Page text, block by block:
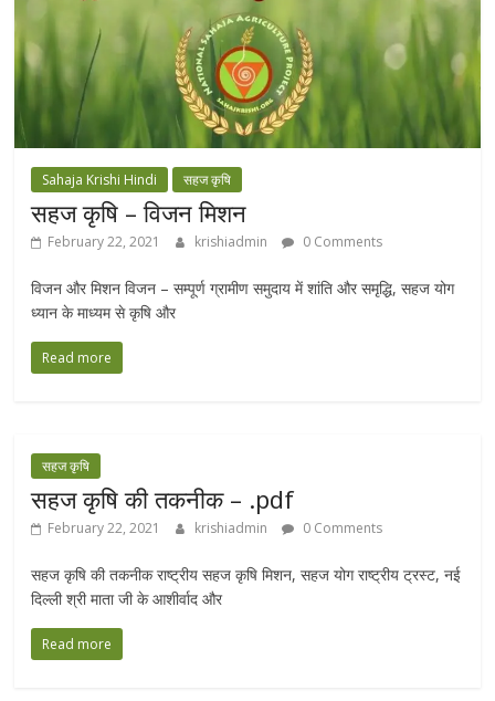
Sahaja Krishi Hindi सहज कृषि
सहज कृषि – विजन मिशन
February 22, 2021 krishiadmin 0 Comments
विजन और मिशन विजन – सम्पूर्ण ग्रामीण समुदाय में शांति और समृद्धि, सहज योग
ध्यान के माध्यम से कृषि और
Read more
सहज कृषि
सहज कृषि की तकनीक – .pdf
February 22, 2021 krishiadmin 0 Comments
सहज कृषि की तकनीक राष्ट्रीय सहज कृषि मिशन, सहज योग राष्ट्रीय ट्रस्ट, नई
दिल्ली श्री माता जी के आशीर्वाद और
Read more